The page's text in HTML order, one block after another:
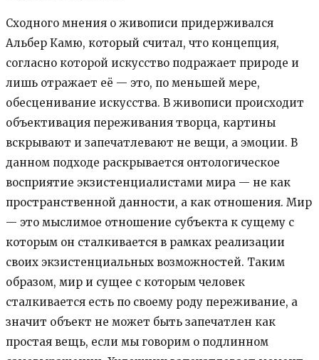
Сходного мнения о живописи придерживался
Альбер Камю, который считал, что концепция,
согласно которой искусство подражает природе и
лишь отражает её — это, по меньшей мере,
обесценивание искусства. В живописи происходит
объективация переживания творца, картины
вскрывают и запечатлевают не вещи, а эмоции. В
данном подходе раскрывается онтологическое
восприятие экзистенциалистами мира — не как
пространственной данности, а как отношения. Мир
— это мыслимое отношение субъекта к сущему с
которым он сталкивается в рамках реализации
своих экзистенциальных возможностей. Таким
образом, мир и сущее с которым человек
сталкивается есть по своему роду переживание, а
значит объект не может быть запечатлен как
простая вещь, если мы говорим о подлинном